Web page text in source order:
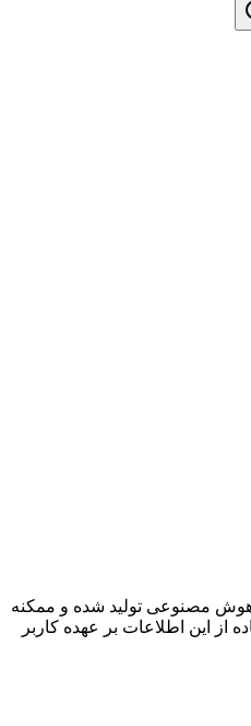
مصنوعی تولید شده و ممکنه
از این اطلاعات بر عهده کاربر